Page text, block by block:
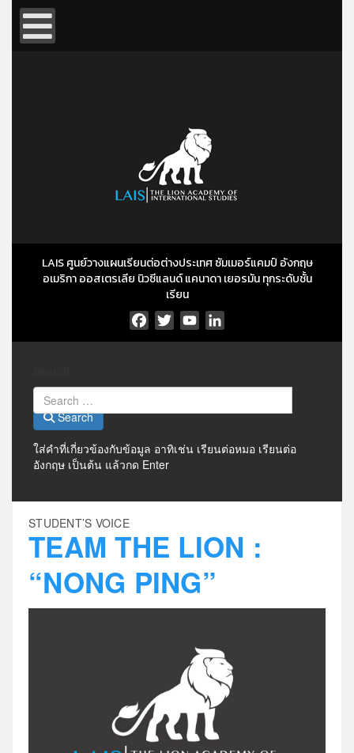
LAIS ศูนย์วางแผนเรียนต่อต่างประเทศ ซัมเมอร์แคมป์ อังกฤษ
อเมริกา ออสเตรเลีย นิวซีแลนด์ แคนาดา เยอรมัน ทุกระดับชั้น
เรียน
Facebook
TwitterYouTubeLinkedIn
Search
ใส่คำที่เกี่ยวข้องกับข้อมูล อาทิเช่น เรียนต่อหมอ เรียนต่อ
อังกฤษ เป็นต้น แล้วกด Enter
STUDENT’S VOICE
TEAM THE LION :
“NONG PING”